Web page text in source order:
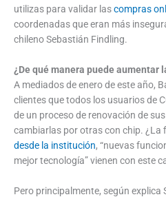
utilizas para validar lascompras
coordenadas que eran más
chileno Sebastián Findling.
¿De qué manera puede aumentar
A mediados de enero de este año,
clientes que todos los usuarios de
de un proceso de renovación de
cambiarlas por otras con chip. ¿La
desde la institución, “nuevas
mejor tecnología” vienen con este
Pero principalmente, según explica